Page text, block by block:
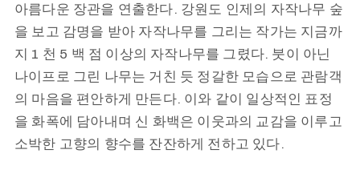
아름다운 장관을 연출한다. 강원도 인제의 자작나무 숲
을 보고 감명을 받아 자작나무를 그리는 작가는 지금까
지 1 천 5 백 점 이상의 자작나무를 그렸다. 붓이 아닌
나이프로 그린 나무는 거친 듯 정갈한 모습으로 관람객
의 마음을 편안하게 만든다. 이와 같이 일상적인 표정
을 화폭에 담아내며 신 화백은 이웃과의 교감을 이루고
소박한 고향의 향수를 잔잔하게 전하고 있다.